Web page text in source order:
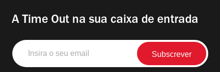
A Time Out na sua caixa de entrada
Insira
o
seu